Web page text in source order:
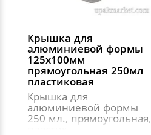
Крышка для
алюминиевой формы
125х100мм
прямоугольная 250мл
пластиковая
Крышка для
алюминиевой формы
250 мл., прямоугольная,